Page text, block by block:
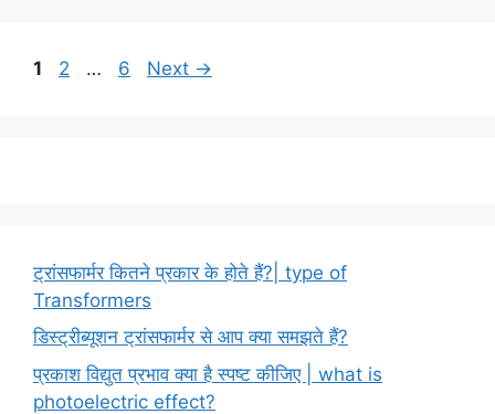
Page
1 Page
2 … Page
6 Next →
ट्रांसफार्मर कितने प्रकार के होते हैं?| type of
Transformers
डिस्ट्रीब्यूशन ट्रांसफार्मर से आप क्या समझते हैं?
प्रकाश विद्युत प्रभाव क्या है स्पष्ट कीजिए | what is
photoelectric effect?